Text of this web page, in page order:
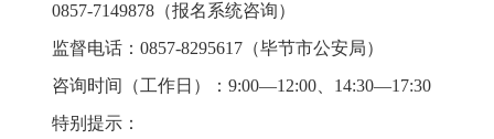
0857-7149878 （报名系统咨询）
监督电话： 0857-8295617 （毕节市公安局）
咨询时间（工作日）： 9:00—12:00
14:30—17:30
特别提示：